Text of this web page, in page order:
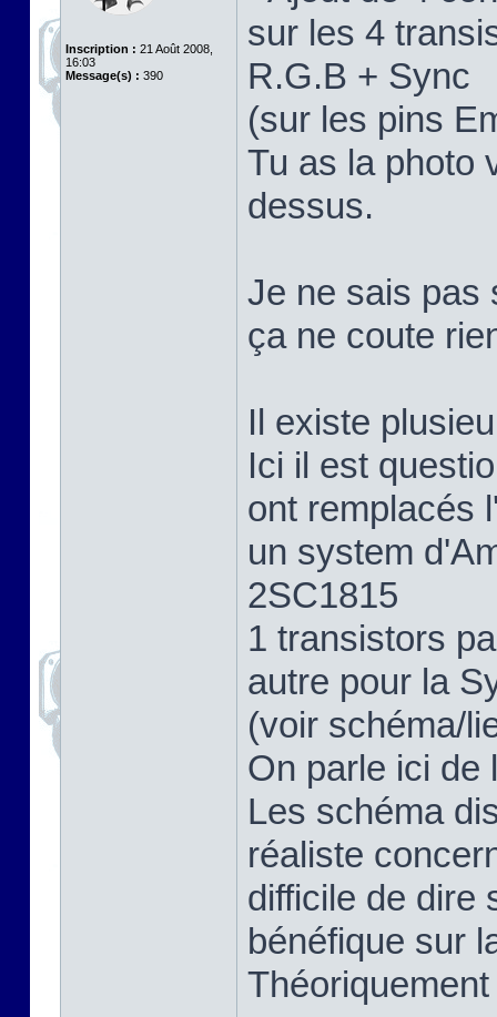
Inscription : 21 Août 2008,
16:03
Message(s) : 390
sur les 4
R.G.B + Sync
(sur les pins
Tu as la photo
dessus.
Je ne sais pas
ça ne coute
Il existe
Ici il est
ont remplacés
un system
2SC1815
1 transistors
autre pour la
(voir schéma/
On parle ici de
Les schéma
réaliste
difficile de dire
bénéfique sur